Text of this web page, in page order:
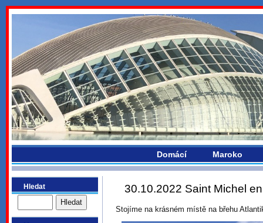
bydlikemevropou.com
Domácí Maroko
Hledat 30.10.2022 Saint Michel
Stojíme na krásném místě na břehu